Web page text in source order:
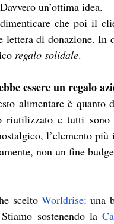
un’ottima idea.
che poi il
lettera di donazione.
regalo solidale.
essere un regalo
alimentare è quanto
riutilizzato e tutti
l’elemento
non un fine
scelto Worldrise: una
sostenendo la